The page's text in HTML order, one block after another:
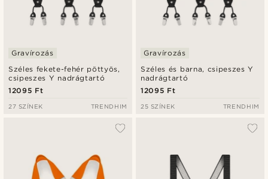
Széles fekete-fehér pöttyös,
csipeszes Y nadrágtartó
Gravírozás
12095 Ft
27 SZÍNEK TRENDHIM
Széles és barna, csipeszes Y
nadrágtartó
Gravírozás
12095 Ft
25 SZÍNEK TRENDHIM